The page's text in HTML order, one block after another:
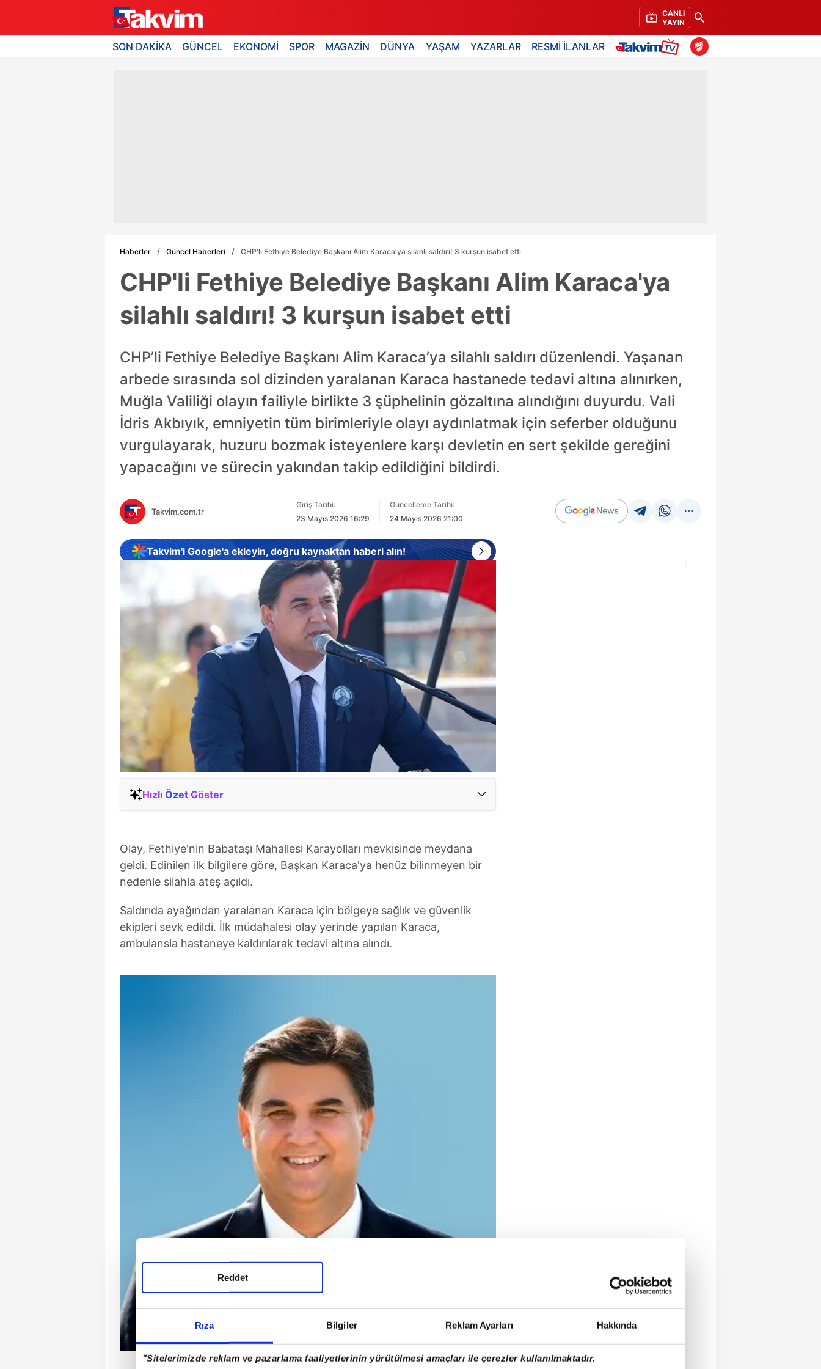
Rıza Bilgiler Reklam Ayarları Hakkında
"Sitelerimizde reklam ve pazarlama faaliyetlerinin yürütülmesi amaçları ile çerezler kullanılmaktadır.
Reddet
CANLI
YAYIN
SON DAKİKA GÜNCEL EKONOMİ SPOR MAGAZİN DÜNYA YAŞAM YAZARLAR RESMİ İLANLAR
Haberler Güncel Haberleri CHP'li Fethiye Belediye Başkanı Alim Karaca'ya silahlı saldırı! 3 kurşun isabet etti
CHP'li Fethiye Belediye Başkanı Alim Karaca'ya
silahlı saldırı! 3 kurşun isabet etti
CHP’li Fethiye Belediye Başkanı Alim Karaca’ya silahlı saldırı düzenlendi. Yaşanan
arbede sırasında sol dizinden yaralanan Karaca hastanede tedavi altına alınırken,
Muğla Valiliği olayın failiyle birlikte 3 şüphelinin gözaltına alındığını duyurdu. Vali
İdris Akbıyık, emniyetin tüm birimleriyle olayı aydınlatmak için seferber olduğunu
vurgulayarak, huzuru bozmak isteyenlere karşı devletin en sert şekilde gereğini
yapacağını ve sürecin yakından takip edildiğini bildirdi.
Takvim.com.tr
Giriş Tarihi:
23 Mayıs 2026 16:29
Güncelleme Tarihi:
24 Mayıs 2026 21:00
Takvim'i Google'a ekleyin, doğru kaynaktan haberi alın!
Hızlı Özet Göster
Olay, Fethiye'nin Babataşı Mahallesi Karayolları mevkisinde meydana
geldi. Edinilen ilk bilgilere göre, Başkan Karaca'ya henüz bilinmeyen bir
nedenle silahla ateş açıldı.
Saldırıda ayağından yaralanan Karaca için bölgeye sağlık ve güvenlik
ekipleri sevk edildi. İlk müdahalesi olay yerinde yapılan Karaca,
ambulansla hastaneye kaldırılarak tedavi altına alındı.